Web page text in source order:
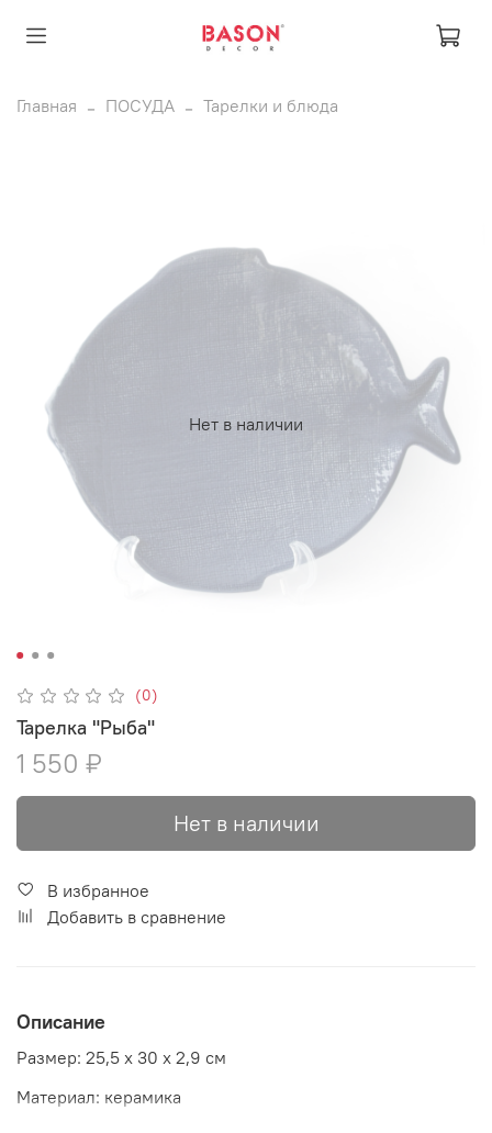
Главная ПОСУДА Тарелки и блюда
Нет в наличии
(0)
Тарелка "Рыба"
1 550 ₽
Нет в наличии
В избранное
Добавить в сравнение
Описание
Размер: 25,5 х 30 х 2,9 см
Материал: керамика